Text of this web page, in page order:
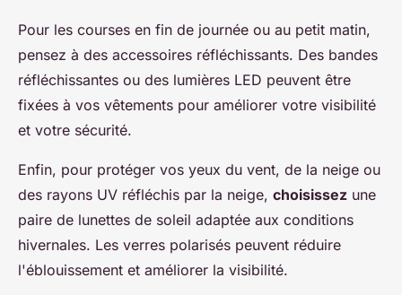
Pour les courses en fin de journée ou au petit matin,
pensez à des accessoires réfléchissants. Des bandes
réfléchissantes ou des lumières LED peuvent être
fixées à vos vêtements pour améliorer votre visibilité
et votre sécurité.
Enfin, pour protéger vos yeux du vent, de la neige ou
des rayons UV réfléchis par la neige, choisissez une
paire de lunettes de soleil adaptée aux conditions
hivernales. Les verres polarisés peuvent réduire
l'éblouissement et améliorer la visibilité.